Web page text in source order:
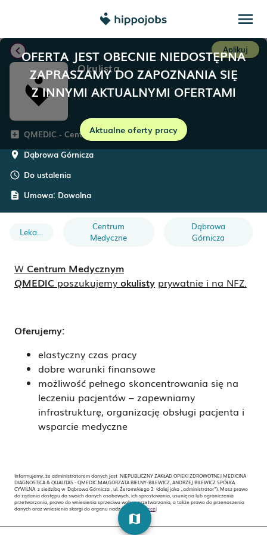
menu
OFERTA JEST OBECNIE NIEDOSTĘPNA
ZAPRASZAMY DO ZAPOZNANIA SIĘ
Z INNYMI AKTUALNYMI OFERTAMI
Aktualne oferty pracy
chevron_left Aplikuj
Okulista
add_box QMEDIC - Centrum Medyczne
room Dąbrowa Górnicza
schedule Do ustalenia
description Umowa: Dowolna
Centrum
Medyczne
Dąbrowa
Górnicza
W Centrum Medycznym
QMEDIC poszukujemy okulisty prywatnie i na NFZ.
Oferujemy:
elastyczny czas pracy
dobre warunki finansowe
możliwość pełnego skoncentrowania się na
leczeniu pacjentów – zapewniamy
infrastrukturę, organizację obsługi pacjenta i
wsparcie medyczne
Informujemy, że administratorem danych jest NIEPUBLICZNY ZAKŁAD OPIEKI ZDROWOTNEJ MEDICINA
DIAGNOSTICA & QUALITAS - QMEDIC MAŁGORZATA BIELNY-BILEWICZ, ANDRZEJ BILEWICZ SPÓŁKA
CYWILNA z siedzibą w Dąbrowa Górnicza , ul. Żeromskiego 2 (dalej jako „administrator”). Masz prawo
do żądania dostępu do swoich danych osobowych, ich sprostowania, usunięcia lub ograniczenia
przetwarzania, prawo do wniesienia sprzeciwu wobec przetwarzania, a także prawo do przenoszenia
danych oraz wniesienia skargi do organu nadzorczego.
Więcej
map